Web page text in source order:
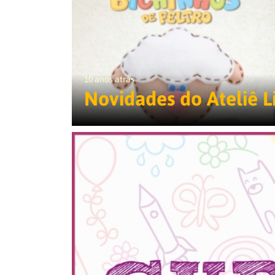
10 anos atrás
Novidades do Ateliê